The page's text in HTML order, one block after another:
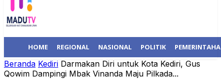
HOME REGIONAL NASIONAL POLITIK
Beranda Kediri Darmakan Diri untuk Kota Kediri, Gus
Qowim Dampingi Mbak Vinanda Maju Pilkada...